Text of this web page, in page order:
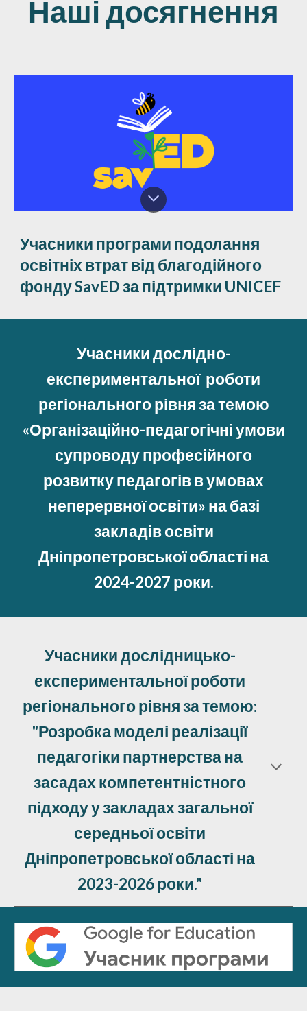
Наші досягнення
Учасники програми подолання
освітніх втрат від благодійного
фонду SavED за підтримки UNICEF
Учасники дослідно-
експериментальної роботи
регіонального рівня за темою
«Організаційно-педагогічні умови
супроводу професійного
розвитку педагогів в умовах
неперервної освіти» на базі
закладів освіти
Дніпропетровської області на
2024-2027 роки.
Учасники дослідницько-
експериментальної роботи
регіонального рівня за темою:
"Розробка моделі реалізації
педагогіки партнерства на
засадах компетентністного
підходу у закладах загальної
середньої освіти
Дніпропетровської області на
2023-2026 роки."